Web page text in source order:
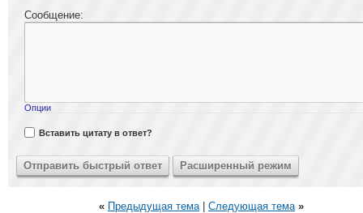
Сообщение:
Опции
Вставить цитату в ответ?
« Предыдущая тема| Следующая тема »